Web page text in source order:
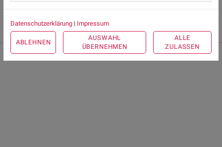
Datenschutzerklärung | Impressum
ABLEHNEN
AUSWAHL
ÜBERNEHMEN
ALLE
ZULASSEN